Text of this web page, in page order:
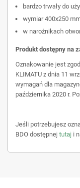
bardzo trwały do
wymiar 400x250
w narożnikach
Produkt dostępny na
Oznakowanie jest
KLIMATU z dnia 11
wymagań dla
października 2020 r.
Jeśli potrzebujesz
BDO dostępnej tutaj i